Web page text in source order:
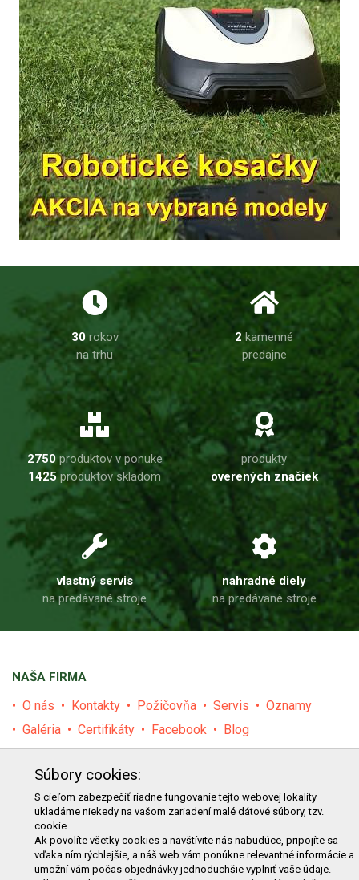
30rokov
na trhu
2 kamenné
predajne
2750produktov v ponuke
1425produktov skladom
produkty
overených značiek
vlastný servis
na predávané stroje
nahradné diely
na predávané stroje
NAŠA FIRMA
O nás Kontakty Požičovňa Servis
Oznamy
Galéria
Certifikáty Facebook Blog
E-shop Akcie Darčekové poukážky
Katalógy
Zľavy
Novinky Predávané značky
Bazár
Výzvy pre obce a firmy
Súbory cookies:
S cieľom zabezpečiť riadne fungovanie tejto webovej lokality
ukladáme niekedy na vašom zariadení malé dátové súbory, tzv.
cookie.
Ak povolíte všetky cookies a navštívite nás nabudúce, pripojíte sa
vďaka ním rýchlejšie, a náš web vám ponúkne relevantné informácie a
umožní vám počas objednávky jednoduchšie vyplniť vaše údaje.